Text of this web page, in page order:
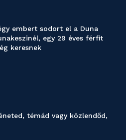
embert sodort el a Duna
egy 29 éves férfit
keresnek
témád vagy közlendőd,